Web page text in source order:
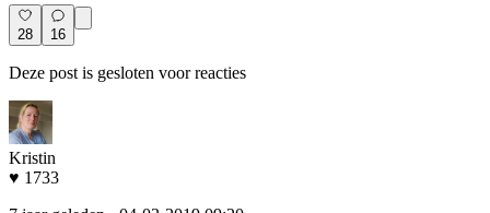
28 16
Deze post is gesloten voor reacties
Kristin
♥ 1733